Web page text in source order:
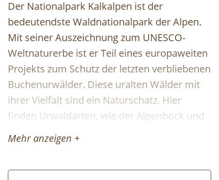
Der Nationalpark Kalkalpen ist der
bedeutendste Waldnationalpark der Alpen.
Mit seiner Auszeichnung zum UNESCO-
Weltnaturerbe ist er Teil eines europaweiten
Projekts zum Schutz der letzten verbliebenen
Buchenurwälder. Diese uralten Wälder mit
ihrer Vielfalt sind ein Naturschatz. Hier
finden Urwaldarten, wie der Alpenbock und
Weißrückenspecht, ein Zuhause.
erforderlich)
Mehr anzeigen +